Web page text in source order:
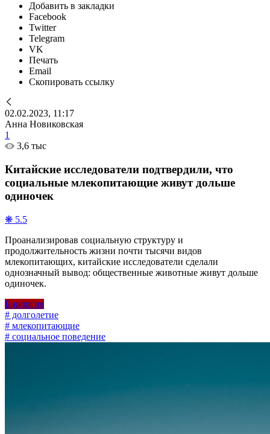
Добавить в закладки
Facebook
Twitter
Telegram
VK
Печать
Email
Скопировать ссылку
02.02.2023, 11:17
Анна Новиковская
1
3,6 тыс
Китайские исследователи подтвердили, что
социальные млекопитающие живут дольше
одиночек
❋ 5.5
Проанализировав социальную структуру и
продолжительность жизни почти тысячи видов
млекопитающих, китайские исследователи сделали
однозначный вывод: общественные животные живут дольше
одиночек.
Биология
# долголетие
# млекопитающие
# социальное поведение